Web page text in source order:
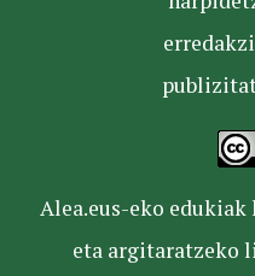
Alea.eus-eko
eta argitaratzeko